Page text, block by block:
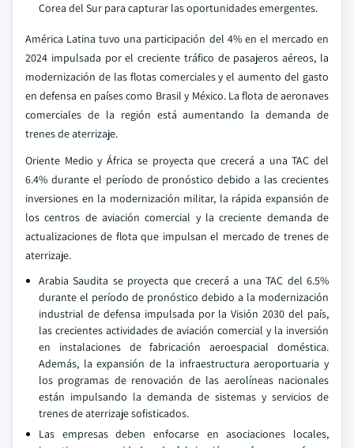
Corea del Sur para capturar las oportunidades emergentes.
América Latina tuvo una participación del 4% en el mercado en
2024 impulsada por el creciente tráfico de pasajeros aéreos, la
modernización de las flotas comerciales y el aumento del gasto
en defensa en países como Brasil y México. La flota de aeronaves
comerciales de la región está aumentando la demanda de
trenes de aterrizaje.
Oriente Medio y África se proyecta que crecerá a una TAC del
6.4% durante el período de pronóstico debido a las crecientes
inversiones en la modernización militar, la rápida expansión de
los centros de aviación comercial y la creciente demanda de
actualizaciones de flota que impulsan el mercado de trenes de
aterrizaje.
Arabia Saudita se proyecta que crecerá a una TAC del 6.5%
durante el período de pronóstico debido a la modernización
industrial de defensa impulsada por la Visión 2030 del país,
las crecientes actividades de aviación comercial y la inversión
en instalaciones de fabricación aeroespacial doméstica.
Además, la expansión de la infraestructura aeroportuaria y
los programas de renovación de las aerolíneas nacionales
están impulsando la demanda de sistemas y servicios de
trenes de aterrizaje sofisticados.
Las empresas deben enfocarse en asociaciones locales,